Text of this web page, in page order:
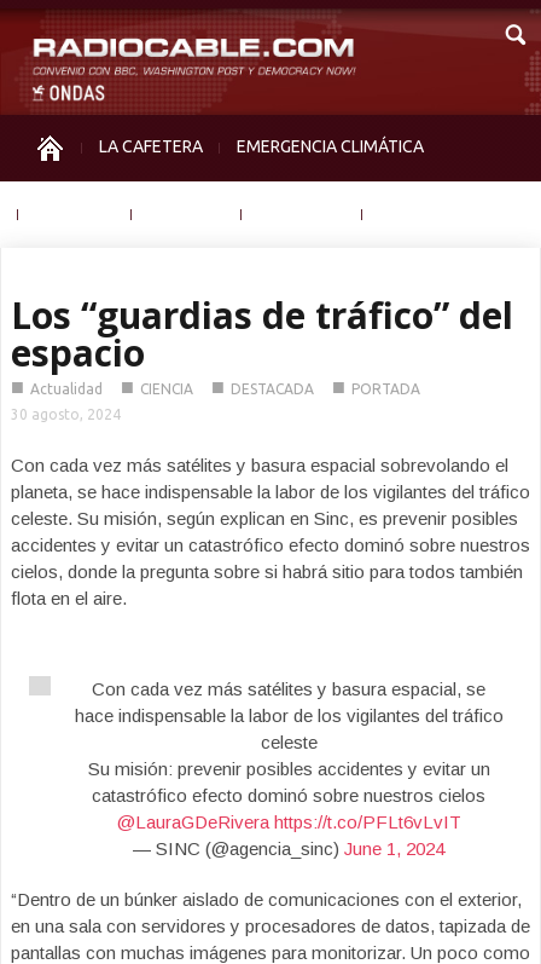
LA CAFETERA EMERGENCIA CLIMÁTICA
Los “guardias de tráfico” del
espacio
■ Actualidad ■ CIENCIA ■ DESTACADA ■ PORTADA
30 agosto, 2024
Con cada vez más satélites y basura espacial sobrevolando el
planeta, se hace indispensable la labor de los vigilantes del tráfico
celeste. Su misión, según explican en Sinc, es prevenir posibles
accidentes y evitar un catastrófico efecto dominó sobre nuestros
cielos, donde la pregunta sobre si habrá sitio para todos también
flota en el aire.
Con cada vez más satélites y basura espacial, se
hace indispensable la labor de los vigilantes del tráfico
celeste
Su misión: prevenir posibles accidentes y evitar un
catastrófico efecto dominó sobre nuestros cielos
@LauraGDeRivera https://t.co/PFLt6vLvIT
— SINC (@agencia_sinc) June 1, 2024
“Dentro de un búnker aislado de comunicaciones con el exterior,
en una sala con servidores y procesadores de datos, tapizada de
pantallas con muchas imágenes para monitorizar. Un poco como